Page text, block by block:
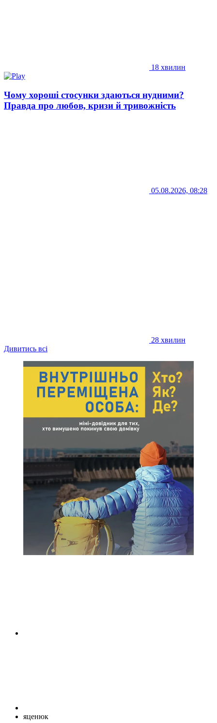
18 хвилин
Чому хороші стосунки здаються нудними?
Правда про любов, кризи й тривожність
05.08.2026, 08:28
28 хвилин
Дивитись всі
яценюк